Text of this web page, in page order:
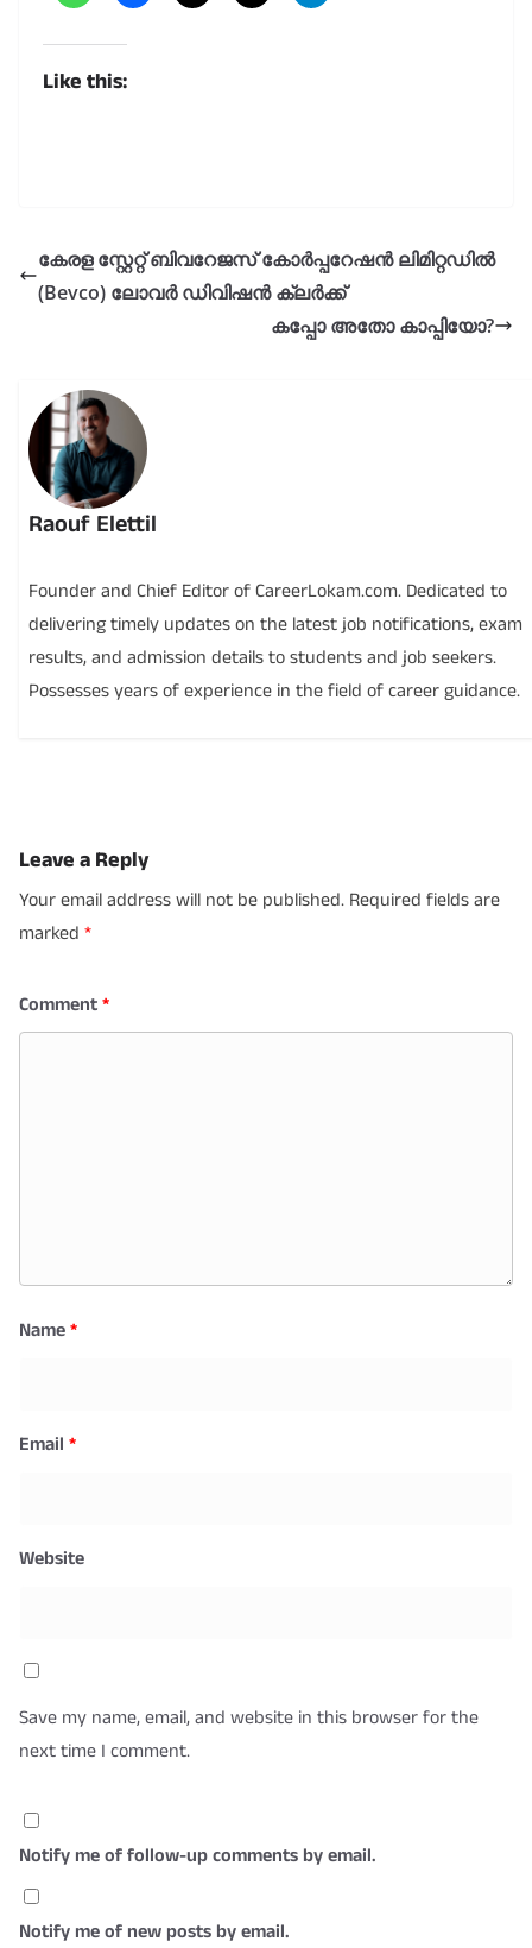
Like this:
കേരള സ്റ്റേറ്റ് ബിവറേജസ് കോർപ്പറേഷൻ ലിമിറ്റഡിൽ
(Bevco) ലോവർ ഡിവിഷൻ ക്ലർക്ക്
കപ്പോ അതോ കാപ്പിയോ?
Raouf Elettil
Founder and Chief Editor of CareerLokam.com. Dedicated to
delivering timely updates on the latest job notifications, exam
results, and admission details to students and job seekers.
Possesses years of experience in the field of career guidance.
Leave a Reply
Your email address will not be published. Required fields are
marked *
Comment*
Name*
Email *
Website
Save my name, email, and website in this browser for the
next time I comment.
Notify me of follow-up comments by email.
Notify me of new posts by email.